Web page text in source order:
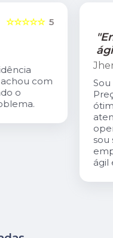
5
☆☆☆☆☆
com
o
Sou
sou
ágil